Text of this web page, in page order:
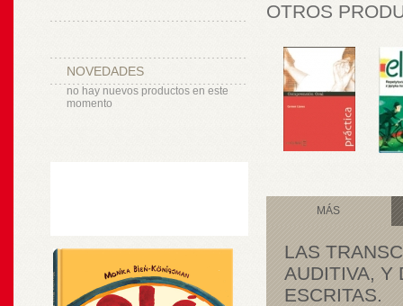
NOVEDADES
no hay nuevos productos en este
momento
OTROS
MÁS
LAS
AUDITIVA, Y
ESCRITAS.